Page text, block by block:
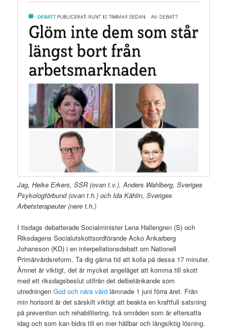
Jag, Heike Erkers, SSR (ovan t.v.), Anders Wahlberg, Sveriges
Psykologförbund (ovan t.h.) och Ida Kåhlin, Sveriges
Arbetsterapeuter (nere t.h.)
I tisdags debatterade Socialminister Lena Hallengren (S) och
Riksdagens Socialutskottsordförande Acko Ankarberg
Johansson (KD) i en interpellationsdebatt om Nationell
Primärvårdsreform. Ta dig gärna tid att kolla på dessa 17 minuter.
Ämnet är viktigt, det är mycket angeläget att komma till skott
med ett riksdagsbeslut utifrån det delbetänkande som
utredningenGod och nära vård lämnade 1 juni förra året. Från
min horisont är det särskilt viktigt att beakta en kraftfull satsning
på prevention och rehabilitering, två områden som är eftersatta
idag och som kan bidra till en mer hållbar och långsiktig lösning.